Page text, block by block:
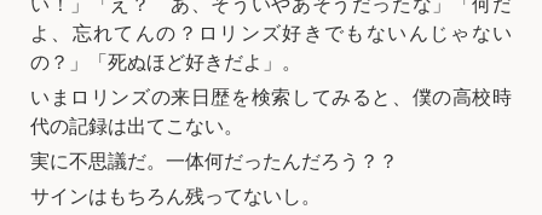
よ、忘れてんの？ロリンズ好きでもないんじゃない
の？」「死ぬほど好きだよ」。
いまロリンズの来日歴を検索してみると、僕の高校時
代の記録は出てこない。
実に不思議だ。一体何だったんだろう？？
サインはもちろん残ってないし。